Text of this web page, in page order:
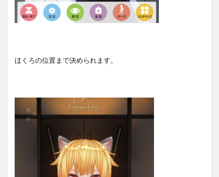
ほくろの位置まで決められます。